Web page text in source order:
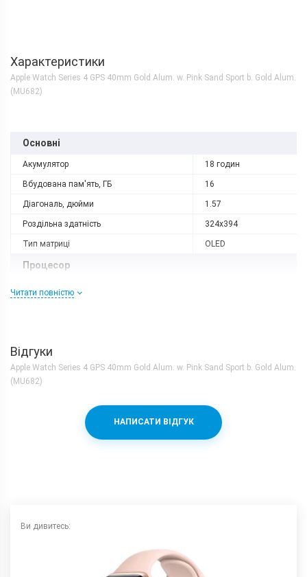
Характеристики
Apple Watch Series 4 GPS 40mm Gold Alum. w. Pink Sand Sport b. Gold Alum.
(MU682)
Основні
Акумулятор 18 годин
Вбудована пам'ять, ГБ 16
Діагональ, дюйми 1.57
Роздільна здатність 324x394
Тип матриці OLED
Процесор
Вага, г
Захист від пилу і вологи є (IP68)
Матеріал рамки і кришки
40x34x10.7
Читати повністю
Відгуки
Apple Watch Series 4 GPS 40mm Gold Alum. w. Pink Sand Sport b. Gold Alum.
(MU682)
НАПИСАТИ ВІДГУК
Ви дивитесь: